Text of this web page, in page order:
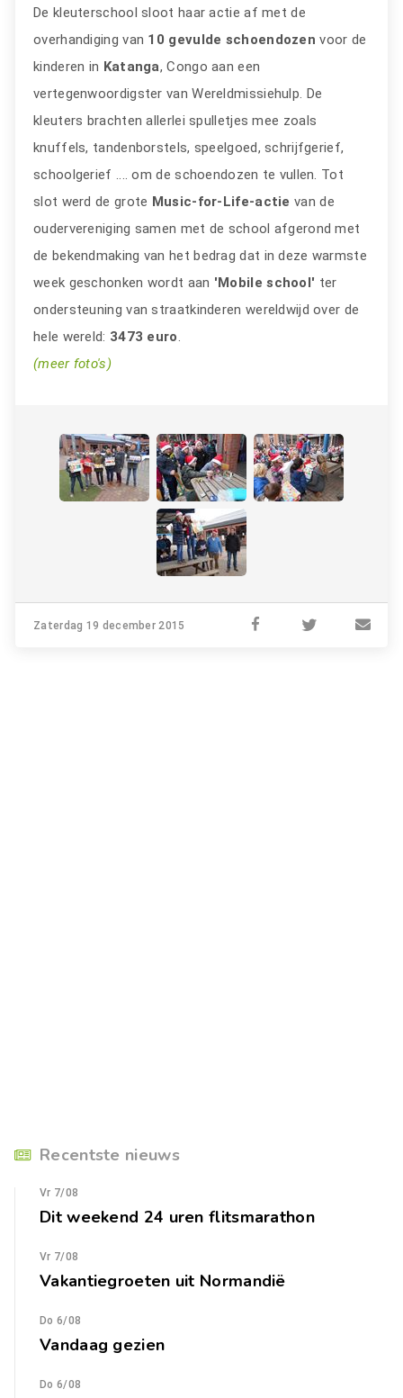
De kleuterschool sloot haar actie af met de
overhandiging van 10 gevulde schoendozen voor de
kinderen in Katanga, Congo aan een
vertegenwoordigster van Wereldmissiehulp. De
kleuters brachten allerlei spulletjes mee zoals
knuffels, tandenborstels, speelgoed, schrijfgerief,
schoolgerief .... om de schoendozen te vullen. Tot
slot werd de grote Music-for-Life-actie van de
oudervereniging samen met de school afgerond met
de bekendmaking van het bedrag dat in deze warmste
week geschonken wordt aan 'Mobile school' ter
ondersteuning van straatkinderen wereldwijd over de
hele wereld: 3473 euro.
(meer foto's)
Zaterdag 19 december 2015
Recentste nieuws
Vr 7/08
Dit weekend 24 uren flitsmarathon
Vr 7/08
Vakantiegroeten uit Normandië
Do 6/08
Vandaag gezien
Do 6/08